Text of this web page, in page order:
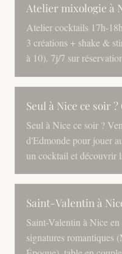
Atelier mixologie à
Atelier cocktails 17h-
3 créations + shake &
à 10). 7j/7 sur
Seul à Nice ce soir
Seul à Nice ce soir ?
d'Edmonde pour jouer
un cocktail et découvrir
Saint-Valentin à
Saint-Valentin à Nice
signatures romantiques